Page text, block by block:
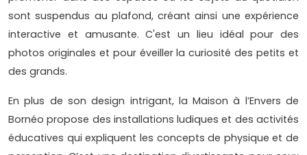
sont suspendus au plafond, créant ainsi une expérience
interactive et amusante. C'est un lieu idéal pour des
photos originales et pour éveiller la curiosité des petits et
des grands.
En plus de son design intrigant, la Maison à l’Envers de
Bornéo propose des installations ludiques et des activités
éducatives qui expliquent les concepts de physique et de